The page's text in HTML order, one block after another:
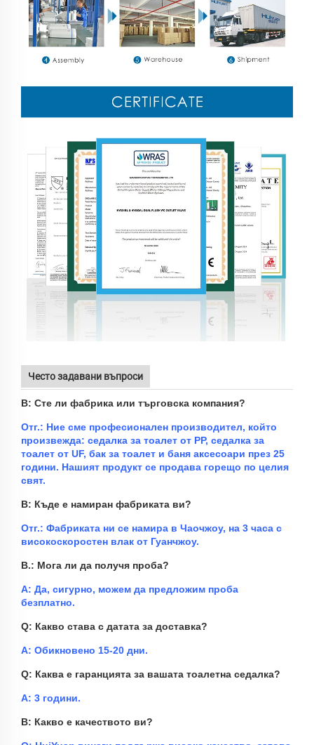
Често задавани въпроси
В: Сте ли фабрика или търговска компания?
Отг.: Ние сме професионален производител, който
произвежда: седалка за тоалет от PP, седалка за
тоалет от UF, бак за тоалет и баня аксесоари през 25
години. Нашият продукт се продава горещо по целия
свят.
В: Къде е намиран фабриката ви?
Отг.: Фабриката ни се намира в Чаочжоу, на 3 часа с
високоскоростен влак от Гуанчжоу.
В.: Мога ли да получя проба?
A: Да, сигурно, можем да предложим проба
безплатно.
Q: Какво става с датата за доставка?
A: Обикновено 15-20 дни.
Q: Каква е гаранцията за вашата тоалетна седалка?
A: 3 години.
В: Какво е качеството ви?